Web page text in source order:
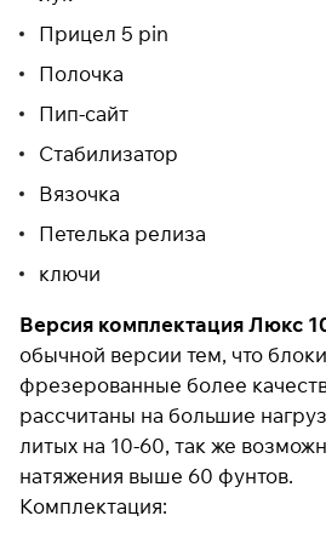
Прицел 5 pin
Полочка
Пип-сайт
Стабилизатор
Вязочка
Петелька релиза
ключи
Версия комплектация Люкс
обычной версии тем, что
фрезерованные более
рассчитаны на большие
литых на 10-60, так же
натяжения выше 60 фунтов.
Комплектация: